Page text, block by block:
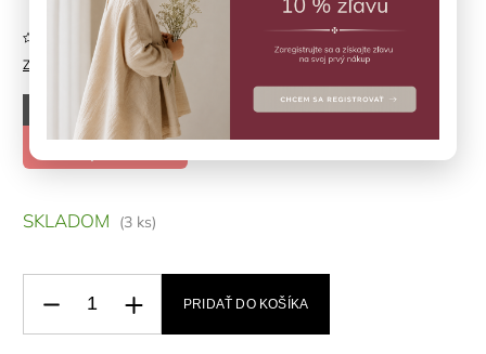
Značka: KONGES SLOJD
Neohodnotené
€26,90
–50 %
€13,45
SKLADOM (3 ks)
PRIDAŤ DO KOŠÍKA